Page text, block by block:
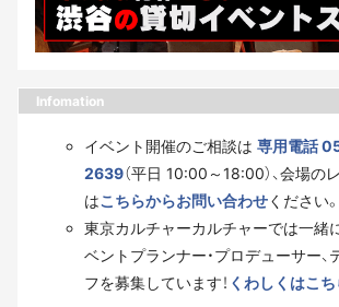
Infomation
イベント開催のご相談は 専用電話
2639（平日 10:00～18:00）、会場の
はこちらからお問い合わせください。
東京カルチャーカルチャーでは一緒
ベントプランナー・プロデューサー、
フを募集しています！ くわしくはこち